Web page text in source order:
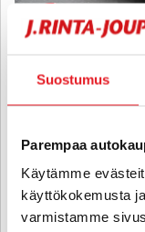
Suostumus
Parempaa
Käytämme
käyttökokemusta
varmistamme
Toyota Auris
sisäpistokkeella,
2017 , Manuaali,
10 900 €10